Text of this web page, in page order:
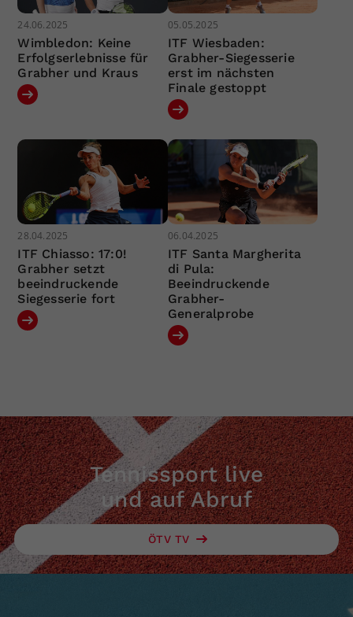
24.06.2025
Wimbledon: Keine
Erfolgserlebnisse für
Grabher und Kraus
05.05.2025
ITF Wiesbaden:
Grabher-Siegesserie
erst im nächsten
Finale gestoppt
28.04.2025
ITF Chiasso: 17:0!
Grabher setzt
beeindruckende
Siegesserie fort
06.04.2025
ITF Santa Margherita
di Pula:
Beeindruckende
Grabher-
Generalprobe
Tennissport live
und auf Abruf
ÖTV TV